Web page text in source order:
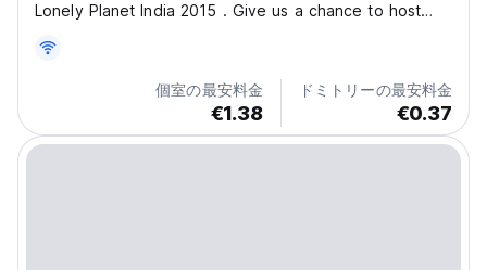
Lonely Planet India 2015 . Give us a chance to host
個室の最安料金
€1.38
ドミトリーの最安料金
€0.37